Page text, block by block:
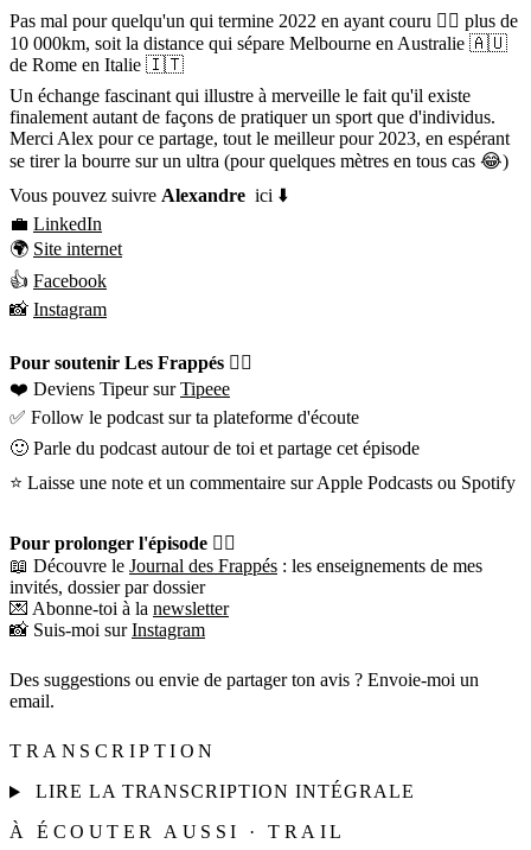
Pas mal pour quelqu'un qui termine 2022 en ayant couru 🏃‍♂️ plus de
10 000km, soit la distance qui sépare Melbourne en Australie 🇦🇺
de Rome en Italie 🇮🇹
Un échange fascinant qui illustre à merveille le fait qu'il existe
finalement autant de façons de pratiquer un sport que d'individus.
Merci Alex pour ce partage, tout le meilleur pour 2023, en espérant
se tirer la bourre sur un ultra (pour quelques mètres en tous cas 😂)
Vous pouvez suivre Alexandre ici ⬇️
💼 LinkedIn
🌍 Site internet
👍 Facebook
📸 Instagram
Pour soutenir Les Frappés 👇🏼
❤️ Deviens Tipeur surTipeee
✅ Follow le podcast sur ta plateforme d'écoute
🙂 Parle du podcast autour de toi et partage cet épisode
⭐️ Laisse une note et un commentaire sur Apple Podcasts ou Spotify
Pour prolonger l'épisode 👇🏼
📖 Découvre le Journal des Frappés : les enseignements de mes
invités, dossier par dossier
💌 Abonne-toi à la newsletter
📸 Suis-moi surInstagram
Des suggestions ou envie de partager ton avis ? Envoie-moi un
email.
TRANSCRIPTION
LIRE LA TRANSCRIPTION INTÉGRALE
À ÉCOUTER AUSSI · TRAIL